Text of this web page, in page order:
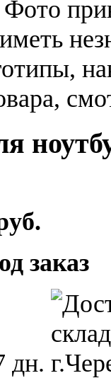
Фото
заказ
дн.